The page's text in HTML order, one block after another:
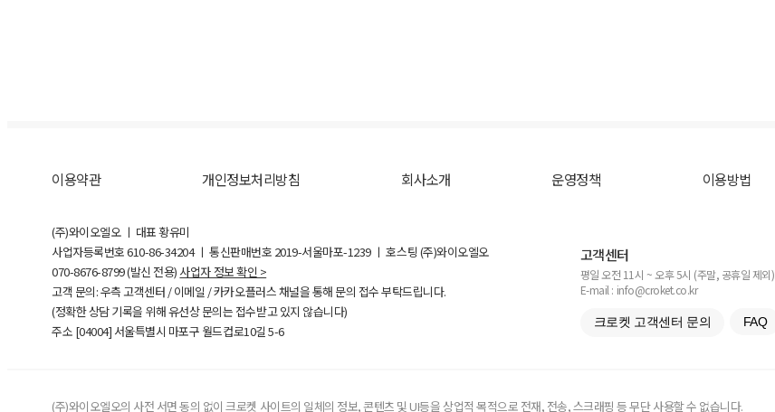
이용약관 개인정보처리방침 회사소개 운영정책 이용방법
(주)와이오엘오 ㅣ 대표 황유미
사업자등록번호610-86-34204ㅣ 통신판매번호 2019-서울마포-1239 ㅣ 호스팅 (주)와이오엘오
070-8676-8799 (발신 전용) 사업자 정보 확인 >
고객 문의: 우측 고객센터 / 이메일 / 카카오플러스 채널을 통해 문의 접수 부탁드립니다.
(정확한 상담 기록을 위해 유선상 문의는 접수받고 있지 않습니다)
주소 [04004] 서울특별시 마포구 월드컵로10길5-6
고객센터
평일 오전 11시 ~ 오후 5시 (주말, 공휴일 제외)
E-mail : info@croket.co.kr
크로켓 고객센터 문의 FAQ
(주)와이오엘오의 사전 서면 동의 없이 크로켓 사이트의 일체의 정보, 콘텐츠 및 UI등을 상업적 목적으로 전재, 전송, 스크래핑 등 무단 사용할 수 없습니다.